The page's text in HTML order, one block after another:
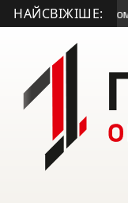
НАЙСВІЖІШЕ:
гранатометника